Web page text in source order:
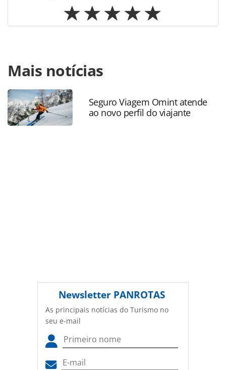
https://www.panrotas.com.br/hotelaria/investimentos/
suites-congonhas-sp-supera-metas-e-anuncia-
retrofit_154606.html ou as ferramentas oferecidas na
página. Todo o conteúdo produzido pela PANROTAS
Editora é protegido pela legislação brasileira sobre direito
autoral. Não reproduza o conteúdo sem autorização da
Mais notícias
Seguro Viagem Omint atende
ao novo perfil do viajante
Newsletter PANROTAS
As principais notícias do Turismo no
seu e-mail